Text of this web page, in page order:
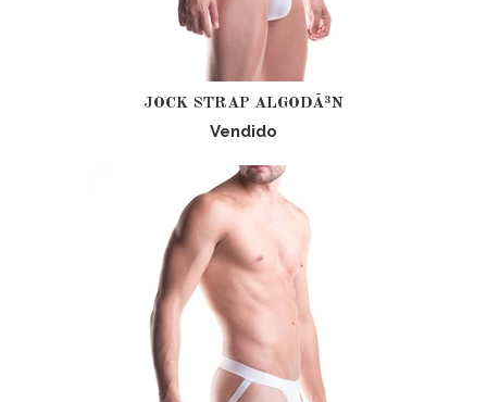
JOCK STRAP ALGODÃ³N
Vendido